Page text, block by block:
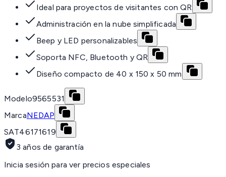
Ideal para proyectos de visitantes con QR
Administración en la nube simplificada
Beep y LED personalizables
Soporta NFC, Bluetooth y QR
Diseño compacto de 40 x 150 x 50 mm
Modelo9565531
MarcaNEDAP
SAT46171619
3 años de garantía
Inicia sesión para ver precios especiales